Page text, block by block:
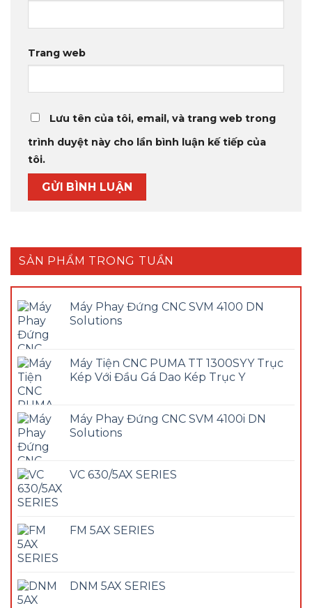
Trang web
Lưu tên của tôi, email, và trang web trong
trình duyệt này cho lần bình luận kế tiếp của
tôi.
SẢN PHẨM TRONG TUẦN
Máy Phay Đứng CNC SVM 4100 DN
Solutions
Máy Tiện CNC PUMA TT 1300SYY Trục
Kép Với Đầu Gá Dao Kép Trục Y
Máy Phay Đứng CNC SVM 4100i DN
Solutions
VC 630/5AX SERIES
FM 5AX SERIES
DNM 5AX SERIES